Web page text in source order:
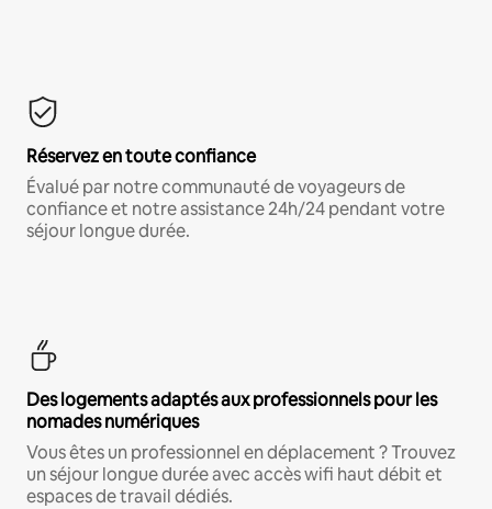
Réservez en toute confiance
Évalué par notre communauté de voyageurs de
confiance et notre assistance 24h/24 pendant votre
séjour longue durée.
Des logements adaptés aux professionnels pour les
nomades numériques
Vous êtes un professionnel en déplacement ? Trouvez
un séjour longue durée avec accès wifi haut débit et
espaces de travail dédiés.